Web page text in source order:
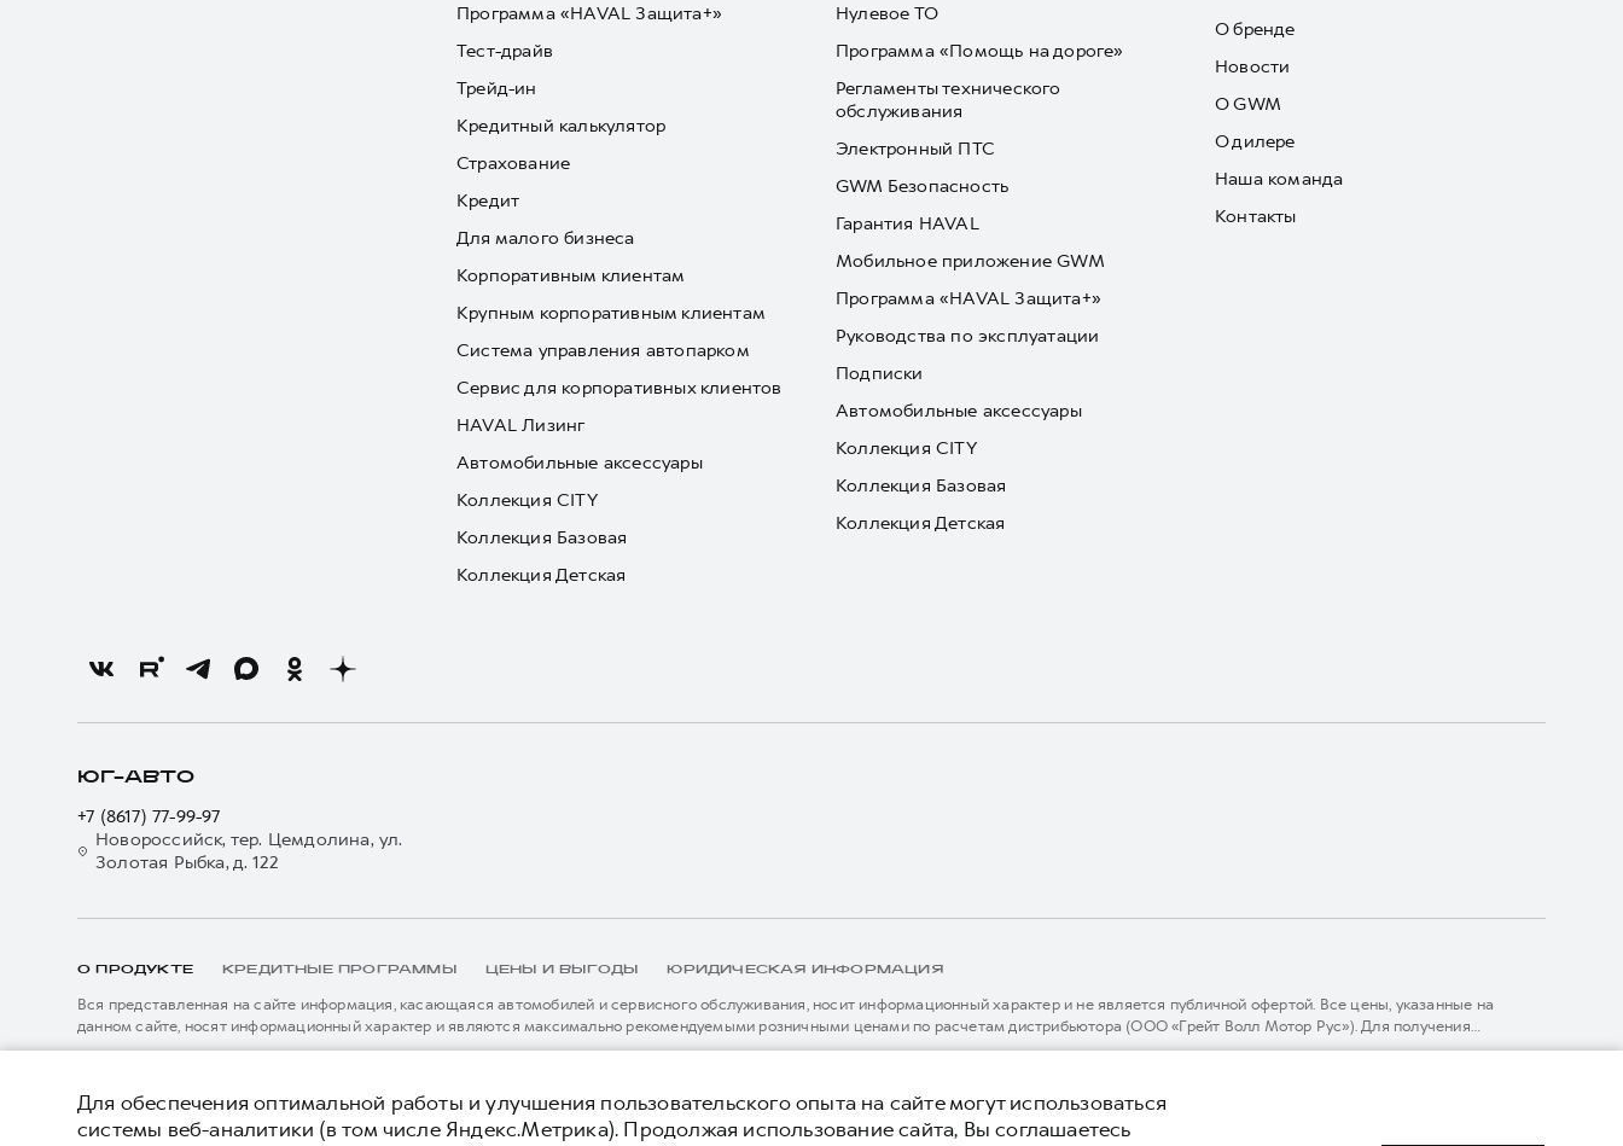
Программа «HAVAL Защита+»
Тест-драйв
Трейд-ин
Кредитный калькулятор
Страхование
Кредит
Для малого бизнеса
Корпоративным клиентам
Крупным корпоративным клиентам
Система управления автопарком
Сервис для корпоративных клиентов
HAVAL Лизинг
Автомобильные аксессуары
Коллекция CITY
Коллекция Базовая
Коллекция Детская
Нулевое ТО
Программа «Помощь на дороге»
Регламенты технического
обслуживания
Электронный ПТС
GWM Безопасность
Гарантия HAVAL
Мобильное приложение GWM
Программа «HAVAL Защита+»
Руководства по эксплуатации
Подписки
Автомобильные аксессуары
Коллекция CITY
Коллекция Базовая
Коллекция Детская
О бренде
Новости
О GWM
О дилере
Наша команда
Контакты
ЮГ-АВТО
+7 (8617) 77-99-97
Новороссийск, тер. Цемдолина, ул.
Золотая Рыбка, д. 122
О ПРОДУКТЕ КРЕДИТНЫЕ ПРОГРАММЫ ЦЕНЫ И ВЫГОДЫ ЮРИДИЧЕСКАЯ ИНФОРМАЦИЯ
Вся представленная на сайте информация, касающаяся автомобилей и сервисного обслуживания, носит информационный характер и не является публичной офертой. Все цены, указанные на
данном сайте, носят информационный характер и являются максимально рекомендуемыми розничными ценами по расчетам дистрибьютора (ООО «Грейт Волл Мотор Рус»). Для получения
подробной информации просьба обращаться к ближайшему официальному дилеру ООО «Грейт Волл Мотор Рус» либо по телефону Горячей линии 8 (800) 511-59-86, либо на сайте. Опубликованная на
*5 лет поддержки включают 3 года гарантии и 2 года дополнительной сервисной поддержки. Информация в данном разделе носит ознакомительный характер. При наличии расхождений в условиях,
описанных в сервисной книжке владельца автомобиля и на данной странице, приоритет отдается сведениям, указанным в сервисной книжке. ООО «Грейт Волл Мотор Рус» оставляет за собой право
внесения изменений в гарантийную политику без предварительного уведомления.
Для обеспечения оптимальной работы и улучшения пользовательского опыта на сайте могут использоваться
системы веб-аналитики (в том числе Яндекс.Метрика). Продолжая использование сайта, Вы соглашаетесь